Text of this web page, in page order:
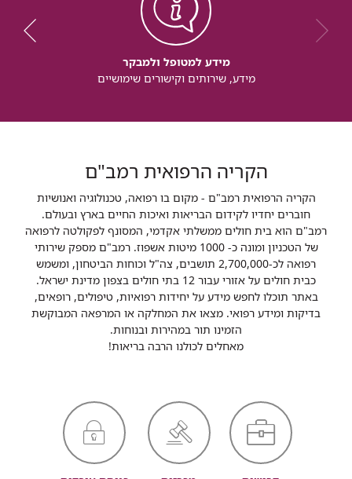
מידע למטופל ולמבקר
מידע, שירותים וקישורים שימושיים
הקריה הרפואית רמב"ם
הקריה הרפואית רמב"ם - מקום בו רפואה, טכנולוגיה ואנושיות
חוברים יחדיו לקידום הבריאות ואיכות החיים בארץ ובעולם.
רמב"ם הוא בית חולים ממשלתי אקדמי, המסונף לפקולטה לרפואה
של הטכניון ומונה כ- 1000 מיטות אשפוז. רמב"ם מספק שירותי
רפואה לכ-2,700,000 תושבים, צה"ל וכוחות הביטחון, ומשמש
כבית חולים על אזורי עבור 12 בתי חולים בצפון מדינת ישראל.
באתר תוכלו לחפש מידע על יחידות רפואיות, טיפולים, רופאים,
בדיקות ומידע רפואי. מצאו את המחלקה או המרפאה המבוקשת
הזמינו תור במהירות ובנוחות.
מאחלים לכולנו הרבה בריאות!